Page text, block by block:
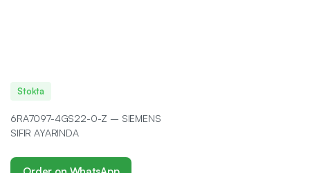
Stokta
6RA7097-4GS22-0-Z – SIEMENS
SIFIR AYARINDA